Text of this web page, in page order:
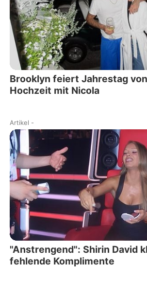
Brooklyn feiert Jahrestag
Hochzeit mit Nicola
Artikel -
"Anstrengend": Shirin David
fehlende Komplimente